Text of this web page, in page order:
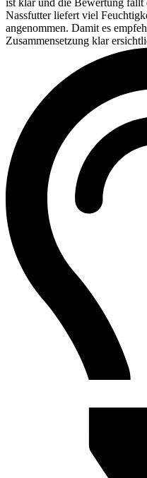
ist klar und die Bewertung fällt
Nassfutter liefert viel
angenommen. Damit es
Zusammensetzung klar